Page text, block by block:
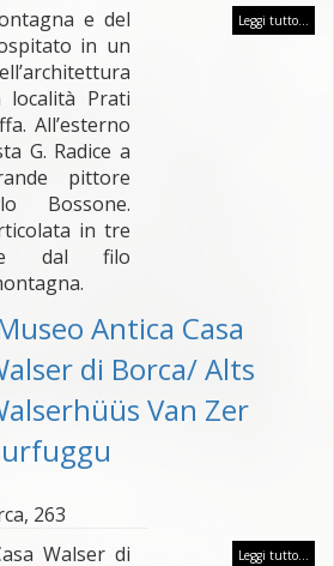
e del
in un
Prati
All’esterno
G. Radice a
pittore
Bossone.
in tre
dal filo
Leggi tutto...
Antica Casa
di Borca/ Alts
Van Zer
263
Walser di
Leggi tutto...